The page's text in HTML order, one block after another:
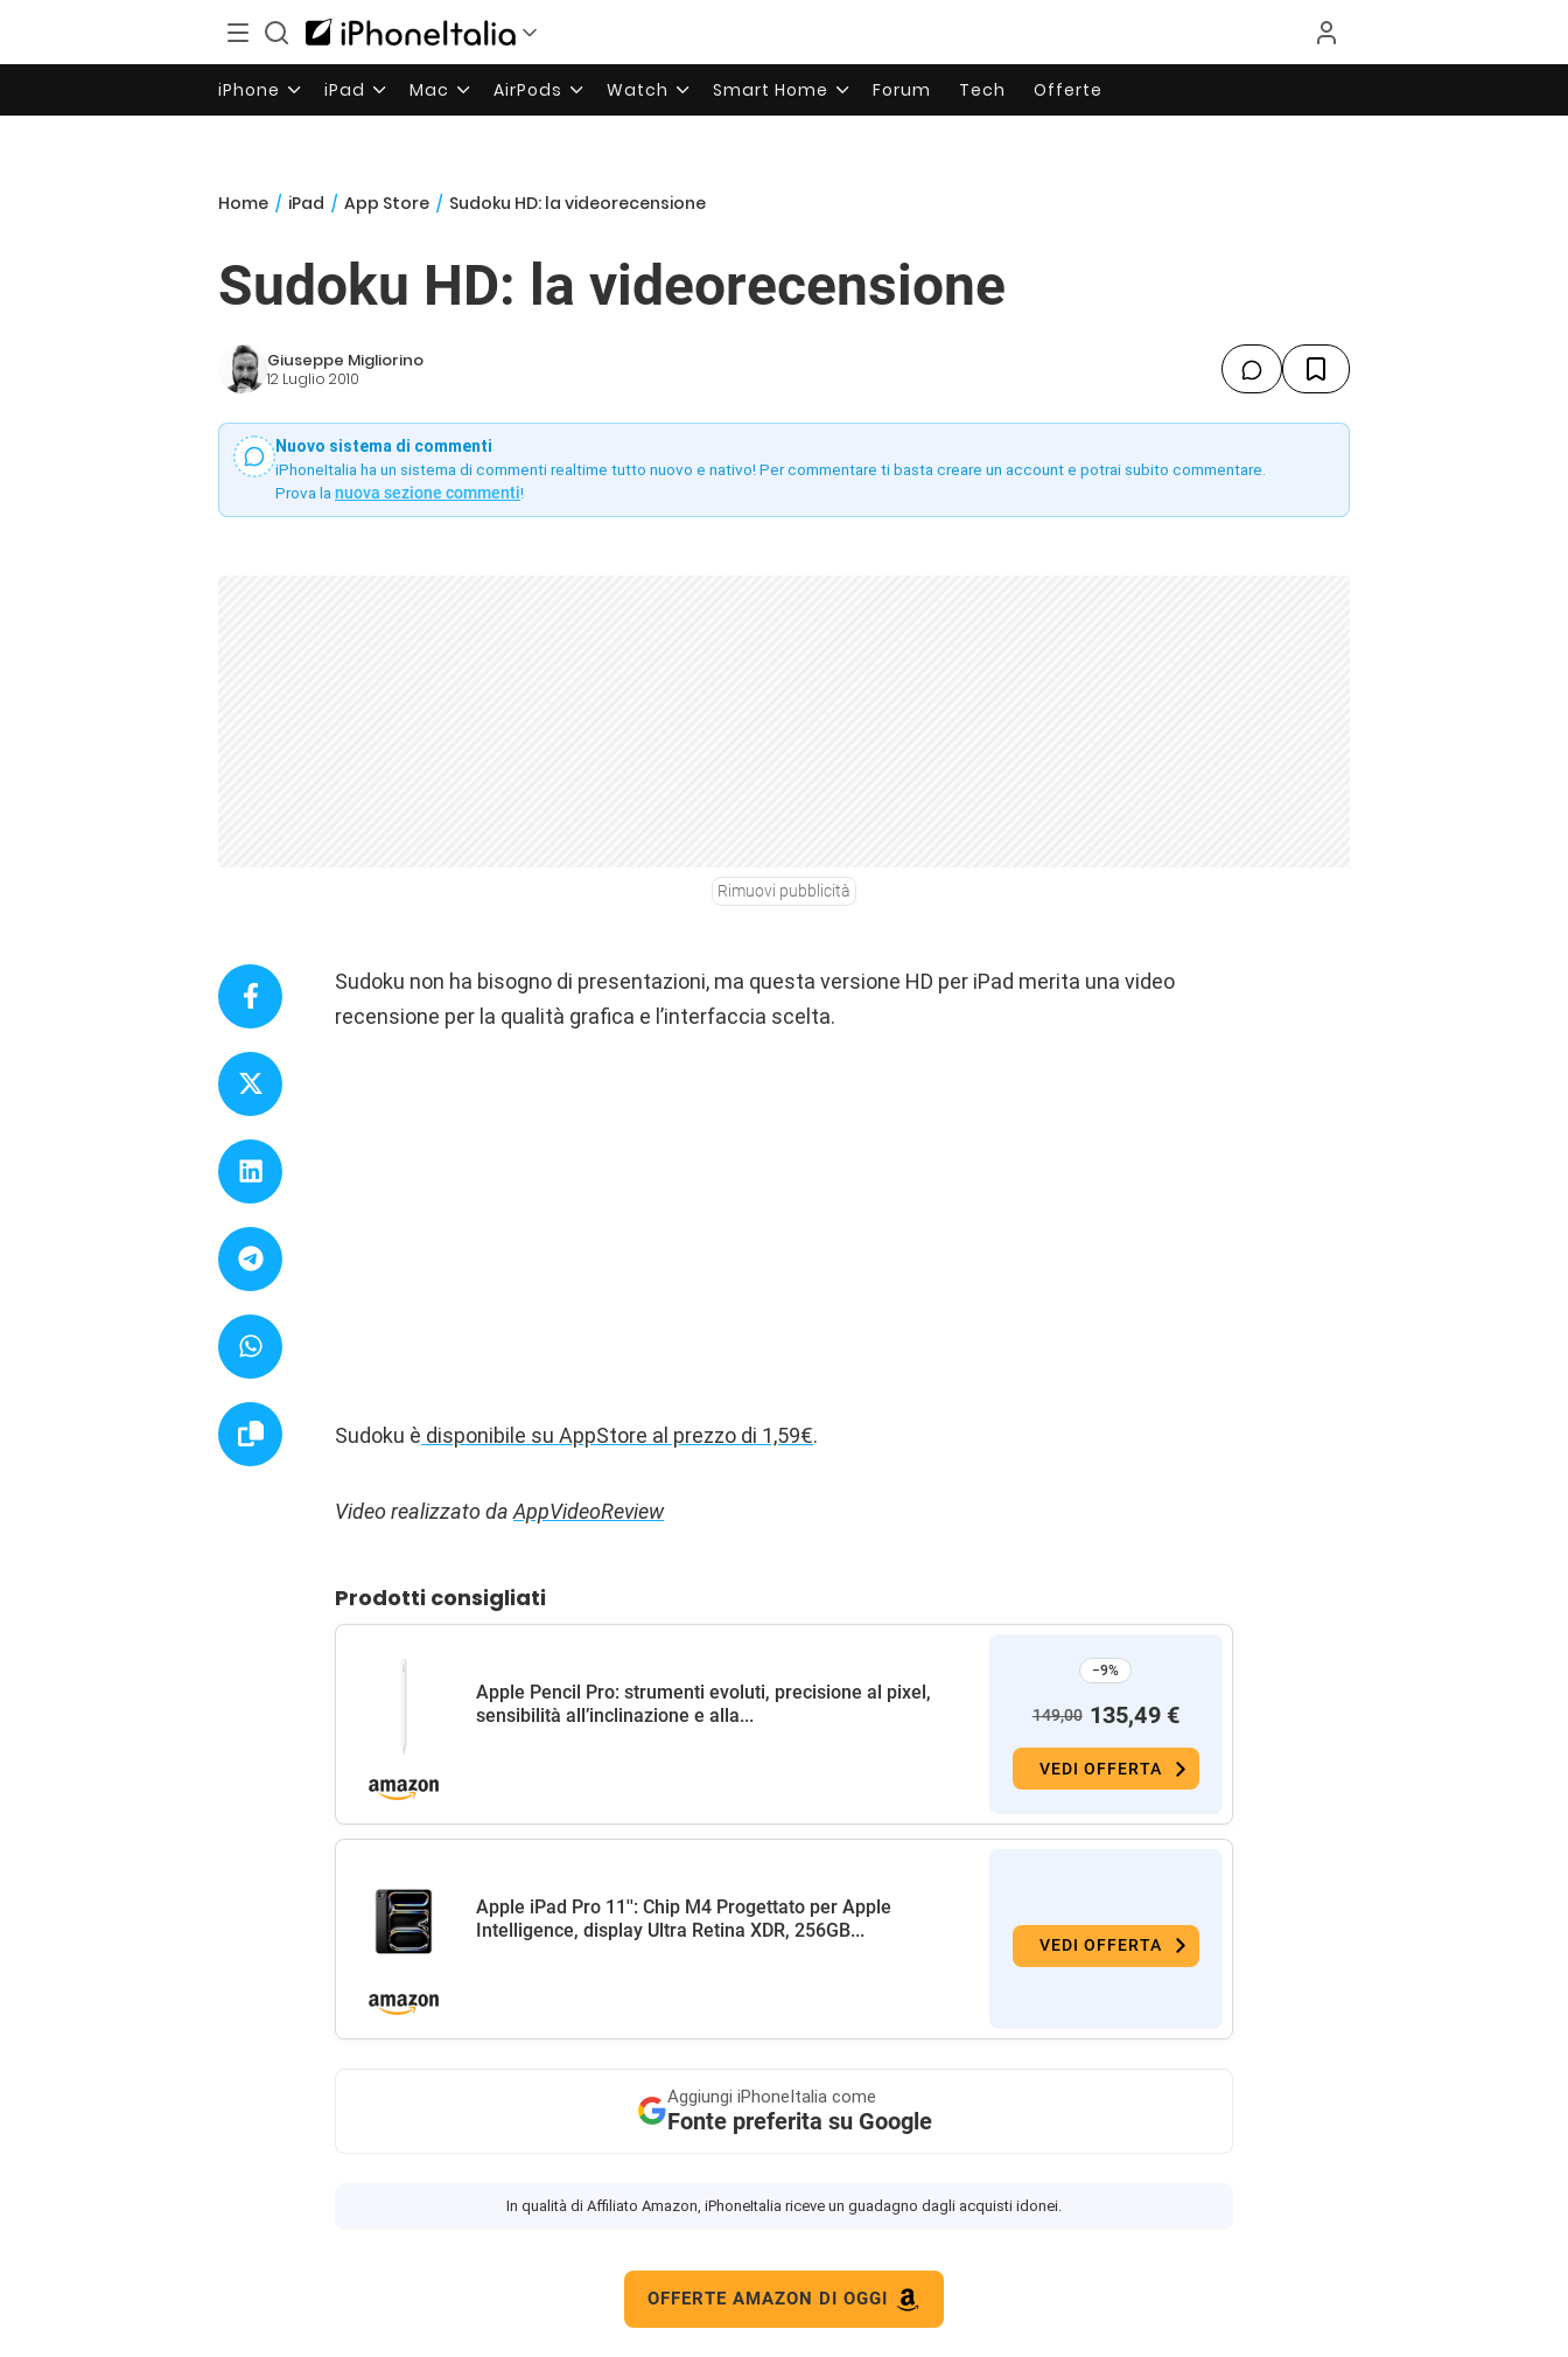
iPhone iPad Mac AirPods Watch Smart Home Forum Tech Offerte
Home / iPad / App Store / Sudoku HD: la videorecensione
Sudoku HD: la videorecensione
Giuseppe Migliorino
12 Luglio 2010
Nuovo sistema di commenti
iPhoneItalia ha un sistema di commenti realtime tutto nuovo e nativo! Per commentare ti basta creare un account e potrai subito commentare.
Prova la nuova sezione commenti!
Rimuovi pubblicità
Sudoku non ha bisogno di presentazioni, ma questa versione HD per iPad merita una video
recensione per la qualità grafica e l’interfaccia scelta.
Sudoku è disponibile su AppStore al prezzo di 1,59€.
Video realizzato da AppVideoReview
Prodotti consigliati
Apple Pencil Pro: strumenti evoluti, precisione al pixel,
sensibilità all’inclinazione e alla...
−9%
149,00 135,49 €
VEDI OFFERTA
Apple iPad Pro 11'': Chip M4 Progettato per Apple
Intelligence, display Ultra Retina XDR, 256GB...
VEDI OFFERTA
Aggiungi iPhoneItalia come
Fonte preferita su Google
In qualità di Affiliato Amazon, iPhoneItalia riceve un guadagno dagli acquisti idonei.
OFFERTE AMAZON DI OGGI